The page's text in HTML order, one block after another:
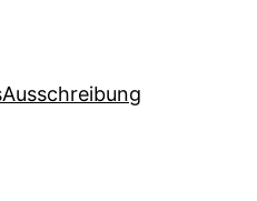
Ausschreibung